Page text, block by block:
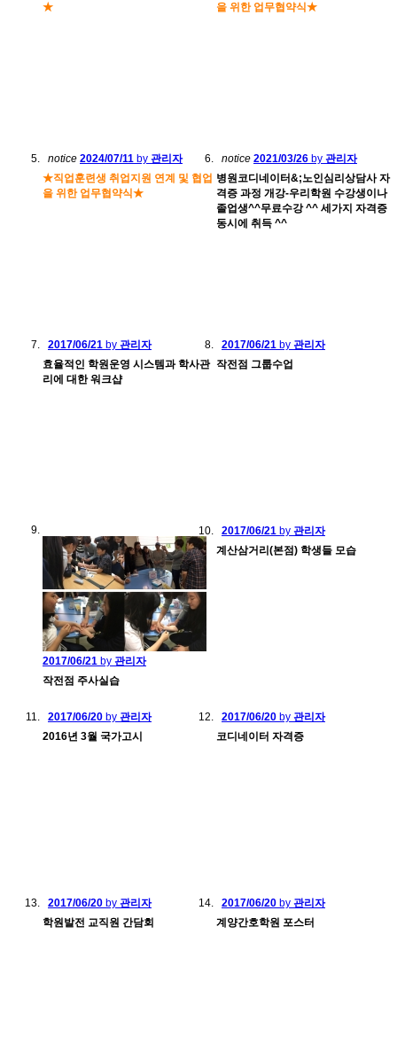
★
을 위한 업무협약식★
notice 2024/07/11 by 관리자
★직업훈련생 취업지원 연계 및 협업
을 위한 업무협약식★
notice 2021/03/26 by 관리자
병원코디네이터&;노인심리상담사 자
격증 과정 개강-우리학원 수강생이나
졸업생^^무료수강 ^^ 세가지 자격증
동시에 취득 ^^
2017/06/21 by 관리자
효율적인 학원운영 시스템과 학사관
리에 대한 워크샵
2017/06/21 by 관리자
작전점 그룹수업
2017/06/21 by 관리자
작전점 주사실습
2017/06/21 by 관리자
계산삼거리(본점) 학생들 모습
2017/06/20 by 관리자
2016년 3월 국가고시
2017/06/20 by 관리자
코디네이터 자격증
2017/06/20 by 관리자
학원발전 교직원 간담회
2017/06/20 by 관리자
계양간호학원 포스터